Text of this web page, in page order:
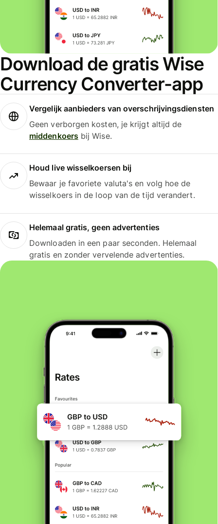
Download de gratis Wise
Currency Converter-app
Vergelijk aanbieders van overschrijvingsdiensten
Geen verborgen kosten, je krijgt altijd de
middenkoersbij Wise.
Houd live wisselkoersen bij
Bewaar je favoriete valuta's en volg hoe de
wisselkoers in de loop van de tijd verandert.
Helemaal gratis, geen advertenties
Downloaden in een paar seconden. Helemaal
gratis en zonder vervelende advertenties.